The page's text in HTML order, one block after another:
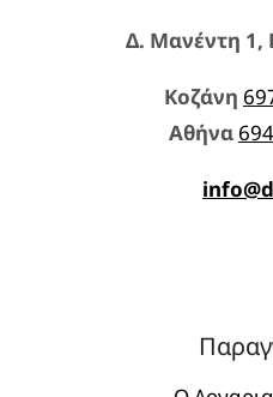
Δ. Μανέντη 1,
Κοζάνη
Aθήνα